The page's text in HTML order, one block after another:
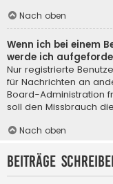
Nach oben
Wenn ich bei einem
werde ich
Nur registrierte
für Nachrichten an
Board-Administration
soll den Missbrauch
Nach oben
Beiträge